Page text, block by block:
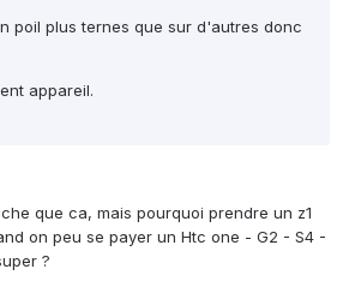
poil plus ternes que sur d'autres donc
appareil.
que ca, mais pourquoi prendre un z1
on peu se payer un Htc one - G2 - S4 -
?